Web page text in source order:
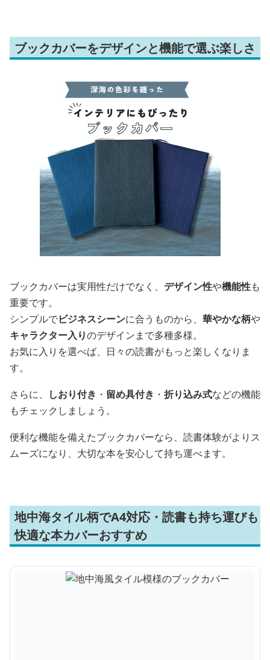
ブックカバーをデザインと機能で選ぶ楽しさ
ブックカバーは実用性だけでなく、 デザイン性や機能性も
重要です。
シンプルでビジネスシーンに合うものから、 華やかな柄や
キャラクター入りのデザインまで多種多様。
お気に入りを選べば、日々の読書がもっと楽しくなりま
す。
さらに、
しおり付き ・ 留め具付き ・ 折り込み式などの機能
もチェックしましょう。
便利な機能を備えたブックカバーなら、読書体験がよりス
ムーズになり、大切な本を安心して持ち運べます。
地中海タイル柄でA4対応・読書も持ち運びも
快適な本カバーおすすめ